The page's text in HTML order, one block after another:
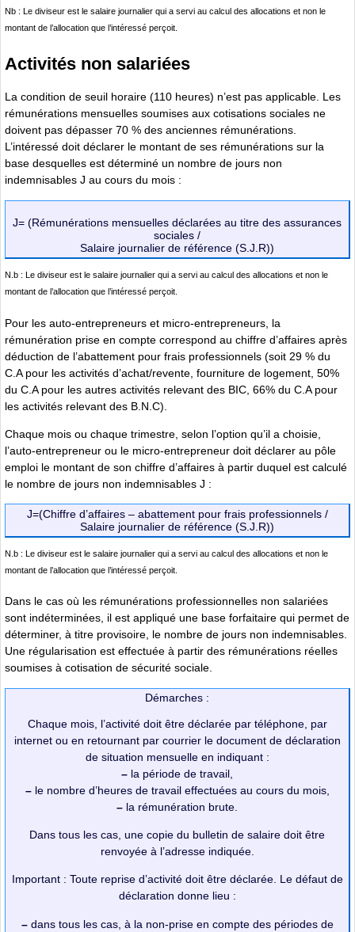
Nb : Le diviseur est le salaire journalier qui a servi au calcul des allocations et non le
montant de l’allocation que l’intéressé perçoit.
Activités non salariées
La condition de seuil horaire (110 heures) n’est pas applicable. Les
rémunérations mensuelles soumises aux cotisations sociales ne
doivent pas dépasser 70 % des anciennes rémunérations.
L’intéressé doit déclarer le montant de ses rémunérations sur la
base desquelles est déterminé un nombre de jours non
indemnisables J au cours du mois :
J= (Rémunérations mensuelles déclarées au titre des assurances
sociales /
Salaire journalier de référence (S.J.R))
N.b : Le diviseur est le salaire journalier qui a servi au calcul des allocations et non le
montant de l’allocation que l’intéressé perçoit.
Pour les auto-entrepreneurs et micro-entrepreneurs, la
rémunération prise en compte correspond au chiffre d’affaires après
déduction de l’abattement pour frais professionnels (soit 29 % du
C.A pour les activités d’achat/revente, fourniture de logement, 50%
du C.A pour les autres activités relevant des BIC, 66% du C.A pour
les activités relevant des B.N.C).
Chaque mois ou chaque trimestre, selon l’option qu’il a choisie,
l’auto-entrepreneur ou le micro-entrepreneur doit déclarer au pôle
emploi le montant de son chiffre d’affaires à partir duquel est calculé
le nombre de jours non indemnisables J :
J=(Chiffre d’affaires – abattement pour frais professionnels /
Salaire journalier de référence (S.J.R))
N.b : Le diviseur est le salaire journalier qui a servi au calcul des allocations et non le
montant de l’allocation que l’intéressé perçoit.
Dans le cas où les rémunérations professionnelles non salariées
sont indéterminées, il est appliqué une base forfaitaire qui permet de
déterminer, à titre provisoire, le nombre de jours non indemnisables.
Une régularisation est effectuée à partir des rémunérations réelles
soumises à cotisation de sécurité sociale.
Démarches :
Chaque mois, l’activité doit être déclarée par téléphone, par
internet ou en retournant par courrier le document de déclaration
de situation mensuelle en indiquant :
– la période de travail,
–le nombre d’heures de travail effectuées au cours du mois,
– la rémunération brute.
Dans tous les cas, une copie du bulletin de salaire doit être
renvoyée à l’adresse indiquée.
Important : Toute reprise d’activité doit être déclarée. Le défaut de
déclaration donne lieu :
–dans tous les cas, à la non-prise en compte des périodes de